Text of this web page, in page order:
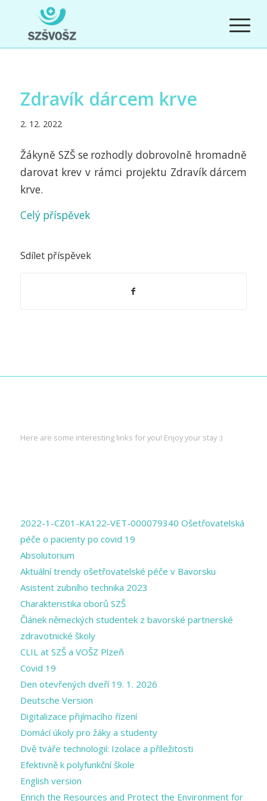
Zdravík dárcem krve
2. 12. 2022
Žákyně SZŠ se rozhodly dobrovolně hromadně
darovat krev v rámci projektu Zdravík dárcem
krve.
Celý příspěvek
Sdílet příspěvek
Here are some interesting links for you! Enjoy your stay :)
2022-1-CZ01-KA122-VET-000079340 Ošetřovatelská
péče o pacienty po covid 19
Absolutorium
Aktuální trendy ošetřovatelské péče v Bavorsku
Asistent zubního technika 2023
Charakteristika oborů SZŠ
Článek německých studentek z bavorské partnerské
zdravotnické školy
CLIL at SZŠ a VOŠZ Plzeň
Covid 19
Den otevřených dveří 19. 1. 2026
Deutsche Version
Digitalizace přijímacího řízení
Domácí úkoly pro žáky a studenty
Dvě tváře technologií: Izolace a příležitosti
Efektivně k polyfunkční škole
English version
Enrich the Resources and Protect the Environment for